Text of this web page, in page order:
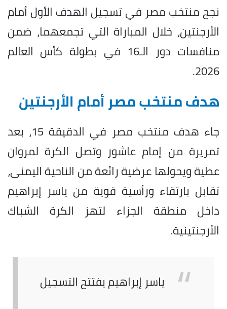
نجح منتخب مصر في تسجيل الهدف الأول أمام
الأرجنتين، خلال المباراة التي تجمعهما، ضمن
منافسات دور الـ16 في بطولة كأس العالم
2026.
هدف منتخب مصر أمام الأرجنتين
جاء هدف منتخب مصر في الدقيقة 15، بعد
تمريرة من إمام عاشور وتصل الكرة لمروان
عطية ويحولها عرضية رائعة من الناحية اليمنى،
تقابل بارتقاء ورأسية قوية من ياسر إبراهيم
داخل منطقة الجزاء لتهز الكرة الشباك
الأرجنتينية.
ياسر إبراهيم يفتتح التسجيل